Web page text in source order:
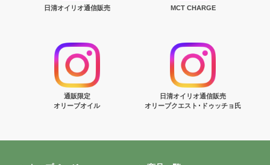
日清オイリオ通信販売 MCT CHARGE
通販限定
オリーブオイル
日清オイリオ通信販売
オリーブクエスト･ドゥッチョ氏